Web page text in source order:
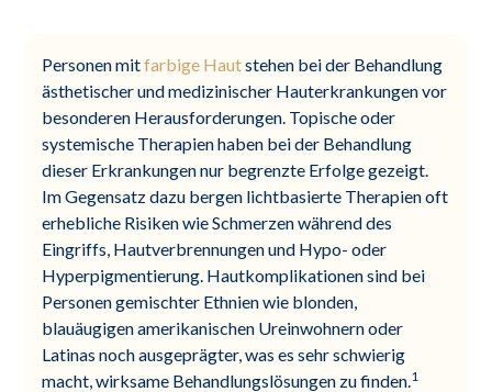
Personen mitfarbige Hautstehen bei der Behandlung
ästhetischer und medizinischer Hauterkrankungen vor
besonderen Herausforderungen. Topische oder
systemische Therapien haben bei der Behandlung
dieser Erkrankungen nur begrenzte Erfolge gezeigt.
Im Gegensatz dazu bergen lichtbasierte Therapien oft
erhebliche Risiken wie Schmerzen während des
Eingriffs, Hautverbrennungen und Hypo- oder
Hyperpigmentierung. Hautkomplikationen sind bei
Personen gemischter Ethnien wie blonden,
blauäugigen amerikanischen Ureinwohnern oder
Latinas noch ausgeprägter, was es sehr schwierig
macht, wirksame Behandlungslösungen zu finden.1